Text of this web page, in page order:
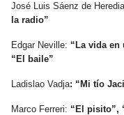
José Luis Sáenz de Heredia
la radio”
Edgar Neville: “La vida en
“El baile”
Ladislao Vadja: “Mi tío
Marco Ferreri: “El pisito”,